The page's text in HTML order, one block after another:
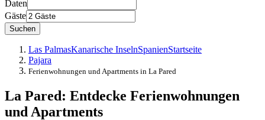
Daten
Gäste
Suchen
Las PalmasKanarische InselnSpanienStartseite
Pajara
Ferienwohnungen und Apartments in La Pared
La Pared: Entdecke Ferienwohnungen
und Apartments